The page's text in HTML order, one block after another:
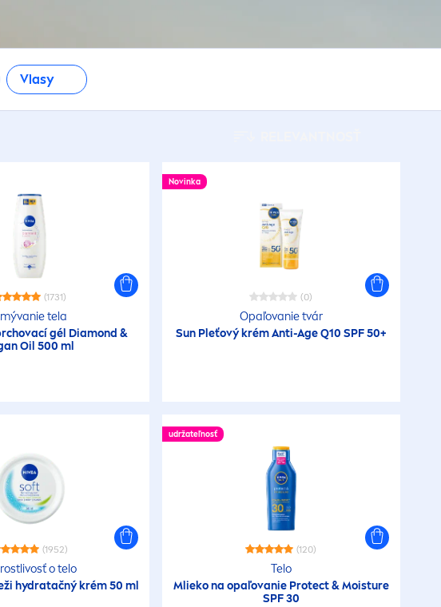
Vlasy
(1731)
tela
gél Diamond &
Oil 500 ml
Novinka
(0)
Opaľovanie tvár
Sun Pleťový krém Anti-Age Q10 SPF 50+
(1952)
o telo
hydratačný krém 50 ml
udržateľnosť
(120)
Telo
Mlieko na opaľovanie Protect& Moisture
SPF 30